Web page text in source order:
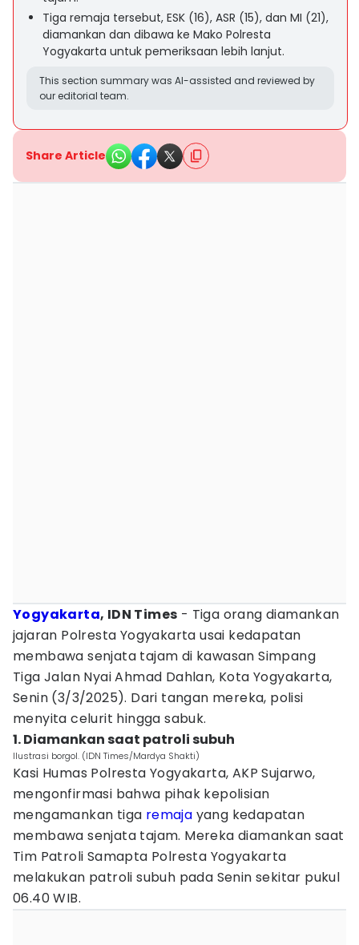
Tiga remaja tersebut, ESK (16), ASR (15), dan MI (21),
diamankan dan dibawa ke Mako Polresta
Yogyakarta untuk pemeriksaan lebih lanjut.
This section summary was AI-assisted and reviewed by
our editorial team.
Share Article
Yogyakarta, IDN Times - Tiga orang diamankan
jajaran Polresta Yogyakarta usai kedapatan
membawa senjata tajam di kawasan Simpang
Tiga Jalan Nyai Ahmad Dahlan, Kota Yogyakarta,
Senin (3/3/2025). Dari tangan mereka, polisi
menyita celurit hingga sabuk.
1. Diamankan saat patroli subuh
Ilustrasi borgol. (IDN Times/Mardya Shakti)
Kasi Humas Polresta Yogyakarta, AKP Sujarwo,
mengonfirmasi bahwa pihak kepolisian
mengamankan tiga remaja yang kedapatan
membawa senjata tajam. Mereka diamankan saat
Tim Patroli Samapta Polresta Yogyakarta
melakukan patroli subuh pada Senin sekitar pukul
06.40 WIB.